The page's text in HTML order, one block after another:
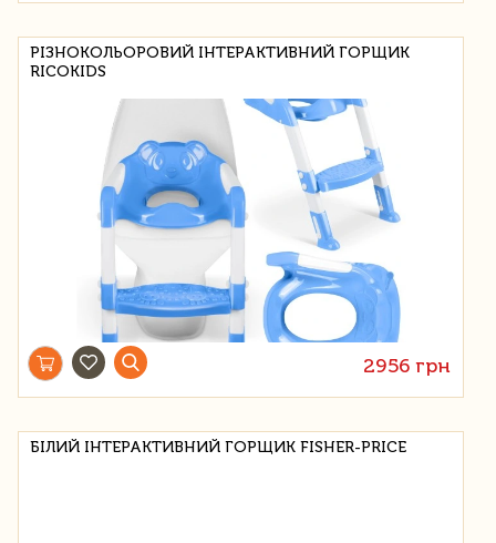
РІЗНОКОЛЬОРОВИЙ ІНТЕРАКТИВНИЙ ГОРЩИК
RICOKIDS
2956 грн
БІЛИЙ ІНТЕРАКТИВНИЙ ГОРЩИК FISHER-PRICE